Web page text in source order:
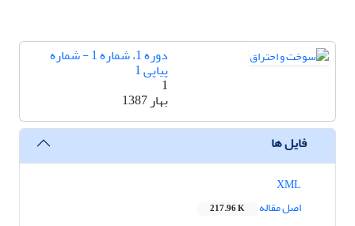
دوره 1، شماره 1 - شماره
پیاپی 1
1
بهار 1387
فایل ها
اصل مقاله
217.96 K